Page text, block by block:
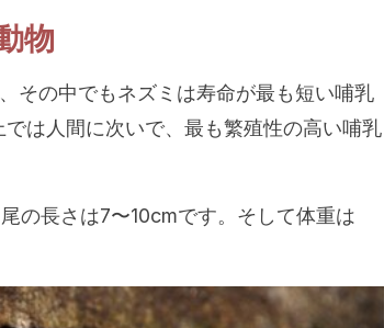
物
その中でもネズミは寿命が最も短い哺乳
は人間に次いで、最も繁殖性の高い哺乳
の長さは7〜10cmです。そして体重は